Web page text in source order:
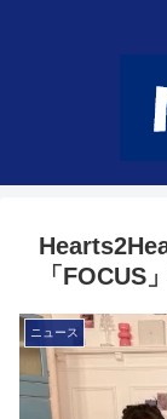
「FOCUS
ニュース